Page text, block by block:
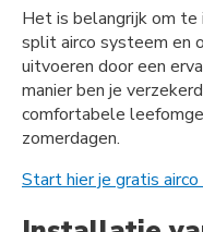
Het is belangrijk om
split airco systeem en
uitvoeren door een
manier ben je
comfortabele
zomerdagen.
Start hier je gratis